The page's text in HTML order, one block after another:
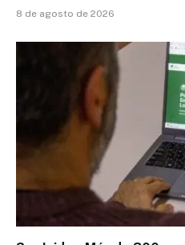
8 de agosto de 2026